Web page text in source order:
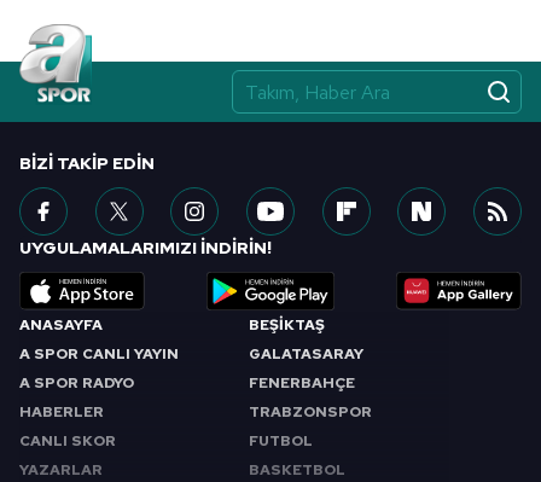
ANASAYFA
A SPOR CANLI YAYIN
A SPOR RADYO
HABERLER
CANLI SKOR
YAZARLAR
BEŞİKTAŞ
GALATASARAY
FENERBAHÇE
TRABZONSPOR
FUTBOL
BASKETBOL
BIZI TAKIP EDIN
UYGULAMALARIMIZI İNDİRİN!